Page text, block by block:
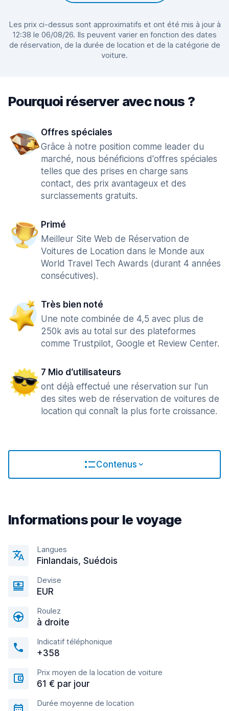
Les prix ci-dessus sont approximatifs et ont été mis à jour à
12:38 le 06/08/26. Ils peuvent varier en fonction des dates
de réservation, de la durée de location et de la catégorie de
voiture.
Pourquoi réserver avec nous ?
Offres spéciales
Grâce à notre position comme leader du
marché, nous bénéficions d'offres spéciales
telles que des prises en charge sans
contact, des prix avantageux et des
surclassements gratuits.
Primé
Meilleur Site Web de Réservation de
Voitures de Location dans le Monde aux
World Travel Tech Awards (durant 4 années
consécutives).
Très bien noté
Une note combinée de 4,5 avec plus de
250k avis au total sur des plateformes
comme Trustpilot, Google et Review Center.
7 Mio d‘utilisateurs
ont déjà effectué une réservation sur l'un
des sites web de réservation de voitures de
location qui connaît la plus forte croissance.
Contenus
Informations pour le voyage
Langues
Finlandais, Suédois
Devise
EUR
Roulez
à droite
Indicatif téléphonique
+358
Prix moyen de la location de voiture
61 € par jour
Durée moyenne de location